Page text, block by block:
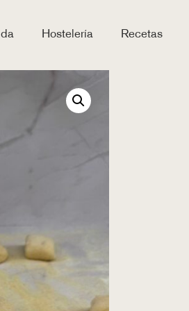
Hostelería Recetas